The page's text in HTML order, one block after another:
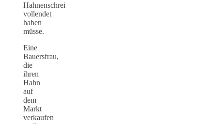
Hahnenschrei
vollendet
haben
müsse.
Eine
Bauersfrau,
die
ihren
Hahn
auf
dem
Markt
verkaufen